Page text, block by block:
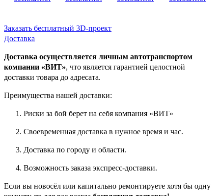
Заказать бесплатный 3D-проект
Доставка
Доставка осуществляется личным автотранспортом
компании «ВИТ», что является гарантией целостной
доставки товара до адресата.
Преимущества нашей доставки:
Риски за бой берет на себя компания «ВИТ»
Своевременная доставка в нужное время и час.
Доставка по городу и области.
Возможность заказа экспресс-доставки.
Если вы новосёл или капитально ремонтируете хотя бы одну